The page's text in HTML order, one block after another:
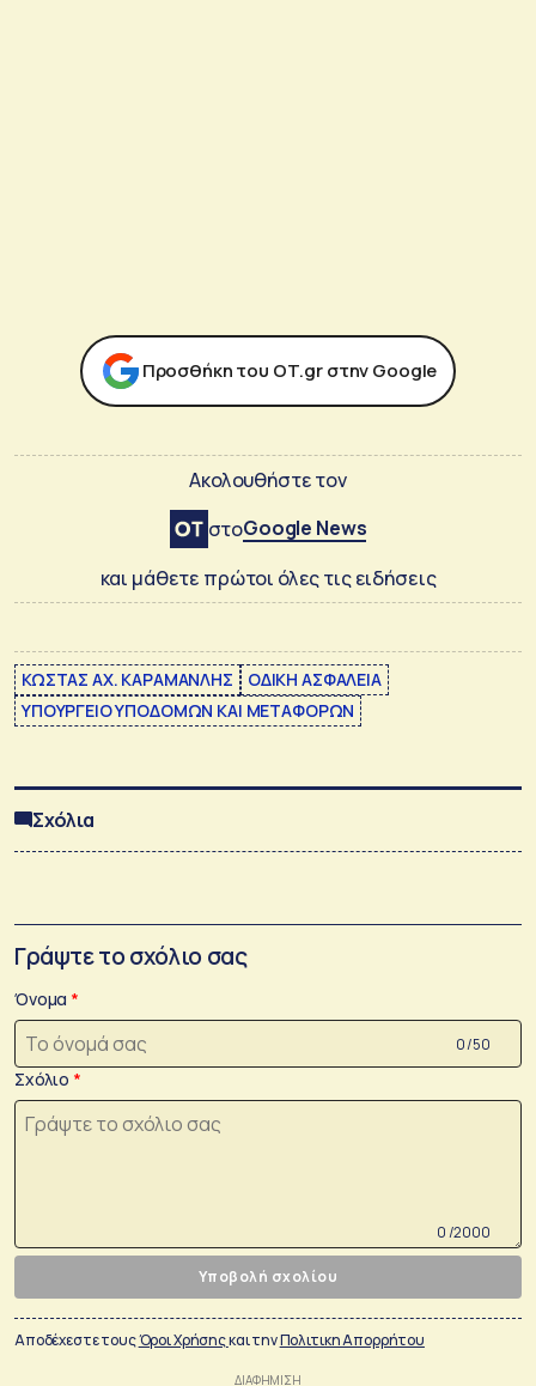
Προσθήκη του ΟΤ.gr στην Google
Ακολουθήστε τον
στοGoogle News
και μάθετε πρώτοι όλες τις ειδήσεις
ΚΩΣΤΑΣ ΑΧ. ΚΑΡΑΜΑΝΛΗΣ
ΟΔΙΚΗ ΑΣΦΑΛΕΙΑ
ΥΠΟΥΡΓΕΙΟ ΥΠΟΔΟΜΩΝ ΚΑΙ ΜΕΤΑΦΟΡΩΝ
Σχόλια
Γράψτε το σχόλιο σας
Όνομα
0 /50
Σχόλιο
0 /2000
Υποβολή σχολίου
Αποδέχεστε τουςΌροι Χρήσηςκαι τηνΠολιτικη Απορρήτου